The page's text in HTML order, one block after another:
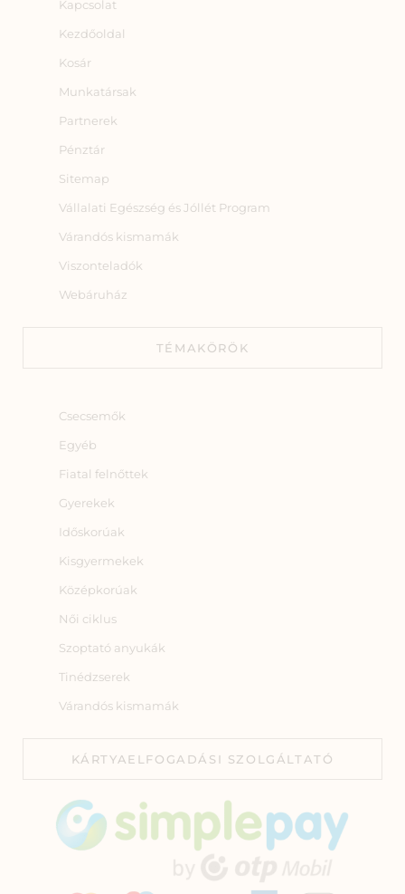
Kapcsolat
Kezdőoldal
Kosár
Munkatársak
Partnerek
Pénztár
Sitemap
Vállalati Egészség és Jóllét Program
Várandós kismamák
Viszonteladók
Webáruház
TÉMAKÖRÖK
Csecsemők
Egyéb
Fiatal felnőttek
Gyerekek
Időskorúak
Kisgyermekek
Középkorúak
Női ciklus
Szoptató anyukák
Tinédzserek
Várandós kismamák
KÁRTYAELFOGADÁSI SZOLGÁLTATÓ